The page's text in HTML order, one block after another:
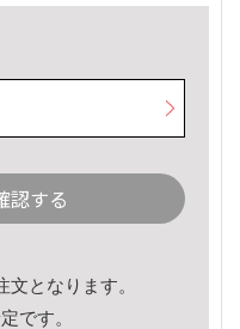
認する
となります。
です。